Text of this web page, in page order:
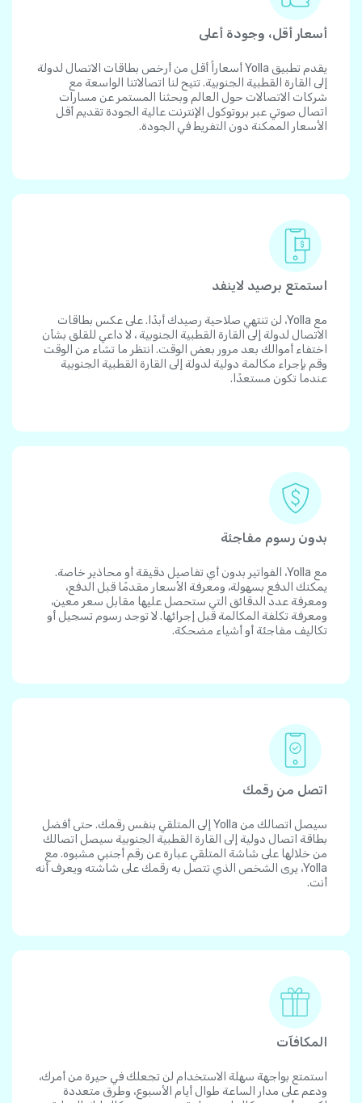
أسعار أقل، وجودة أعلى
يقدم تطبيق Yolla أسعاراً أقل من أرخص بطاقات الاتصال لدولة
إلى القارة القطبية الجنوبية. تتيح لنا اتصالاتنا الواسعة مع
شركات الاتصالات حول العالم وبحثنا المستمر عن مسارات
اتصال صوتي عبر بروتوكول الإنترنت عالية الجودة تقديم أقل
الأسعار الممكنة دون التفريط في الجودة.
استمتع برصيد لاينفد
مع Yolla، لن تنتهي صلاحية رصيدك أبدًا. على عكس بطاقات
الاتصال لدولة إلى القارة القطبية الجنوبية ، لا داعي للقلق بشأن
اختفاء أموالك بعد مرور بعض الوقت. انتظر ما تشاء من الوقت
وقم بإجراء مكالمة دولية لدولة إلى القارة القطبية الجنوبية
عندما تكون مستعدًا.
بدون رسوم مفاجئة
مع Yolla، الفواتير بدون أي تفاصيل دقيقة أو محاذير خاصة.
يمكنك الدفع بسهولة، ومعرفة الأسعار مقدمًا قبل الدفع،
ومعرفة عدد الدقائق التي ستحصل عليها مقابل سعر معين،
ومعرفة تكلفة المكالمة قبل إجرائها. لا توجد رسوم تسجيل أو
تكاليف مفاجئة أو أشياء مضحكة.
اتصل من رقمك
سيصل اتصالك من Yolla إلى المتلقي بنفس رقمك. حتى أفضل
بطاقة اتصال دولية إلى القارة القطبية الجنوبية سيصل اتصالك
من خلالها على شاشة المتلقي عبارة عن رقم أجنبي مشبوه. مع
Yolla، يرى الشخص الذي تتصل به رقمك على شاشته ويعرف أنه
أنت.
المكافآت
استمتع بواجهة سهلة الاستخدام لن تجعلك في حيرة من أمرك،
ودعم على مدار الساعة طوال أيام الأسبوع، وطرق متعددة